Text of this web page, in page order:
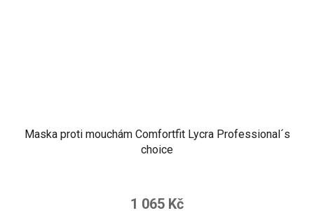
Maska proti mouchám Comfortfit Lycra Professional´s
choice
1 065 Kč